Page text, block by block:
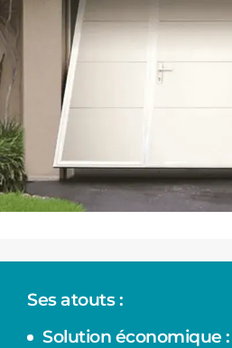
Ses atouts :
Solution économique :